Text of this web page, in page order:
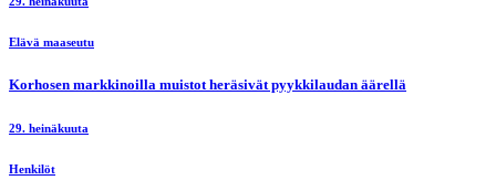
Elävä maaseutu
Korhosen markkinoilla muistot heräsivät pyykkilaudan äärellä
29. heinäkuuta
Henkilöt